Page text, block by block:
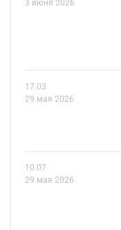
3 июня 2026
17.03
29 мая 2026
10.07
29 мая 2026